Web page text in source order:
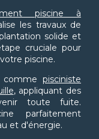
piscine à
les travaux de
solide et
cruciale pour
piscine.
commepisciniste
, appliquant des
toute fuite.
parfaitement
et d'énergie.